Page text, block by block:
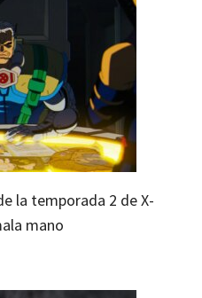
la temporada 2 de X-
mano